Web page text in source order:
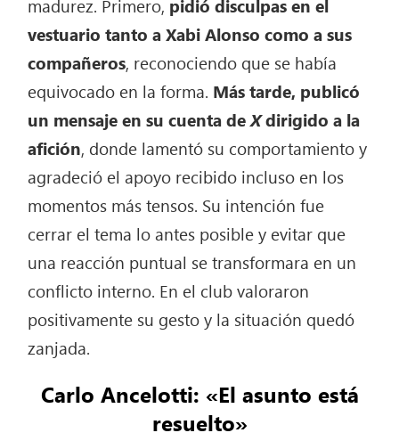
madurez. Primero, pidió disculpas en el
vestuario tanto a Xabi Alonso como a sus
compañeros, reconociendo que se había
equivocado en la forma. Más tarde, publicó
un mensaje en su cuenta deXdirigido a la
afición, donde lamentó su comportamiento y
agradeció el apoyo recibido incluso en los
momentos más tensos. Su intención fue
cerrar el tema lo antes posible y evitar que
una reacción puntual se transformara en un
conflicto interno. En el club valoraron
positivamente su gesto y la situación quedó
zanjada.
Carlo Ancelotti: «El asunto está
resuelto»